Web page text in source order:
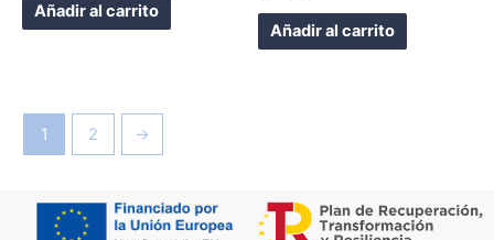
Añadir al carrito
Añadir al carrito
1 2 →